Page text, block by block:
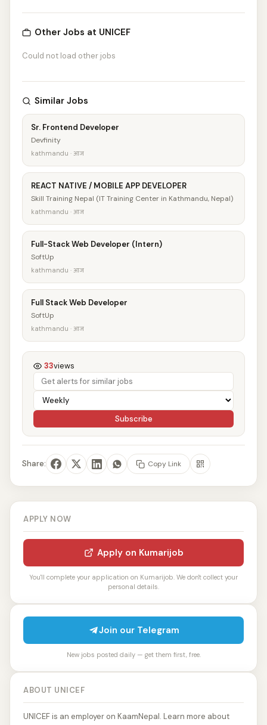
Other Jobs at UNICEF
Could not load other jobs
Similar Jobs
Sr. Frontend Developer
Devfinity
kathmandu · आज
REACT NATIVE / MOBILE APP DEVELOPER
Skill Training Nepal (IT Training Center in Kathmandu, Nepal)
kathmandu · आज
Full-Stack Web Developer (Intern)
SoftUp
kathmandu · आज
Full Stack Web Developer
SoftUp
kathmandu · आज
33views
Subscribe
Share: Copy Link
APPLY NOW
Apply on Kumarijob
You'll complete your application on Kumarijob. We don't collect your
personal details.
Join our Telegram
New jobs posted daily — get them first, free.
ABOUT UNICEF
UNICEF is an employer on KaamNepal. Learn more about